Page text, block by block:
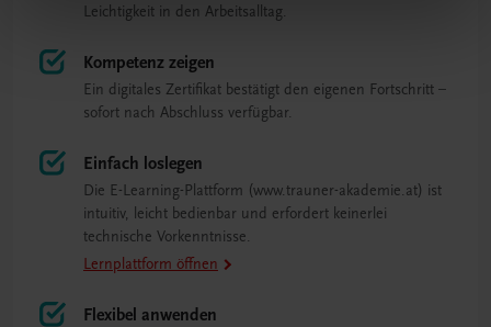
Leichtigkeit in den Arbeitsalltag.
Kompetenz zeigen
Ein digitales Zertifikat bestätigt den eigenen Fortschritt –
sofort nach Abschluss verfügbar.
Einfach loslegen
Die E-Learning-Plattform (www.trauner-akademie.at) ist
intuitiv, leicht bedienbar und erfordert keinerlei
technische Vorkenntnisse.
Lernplattform öffnen
Flexibel anwenden